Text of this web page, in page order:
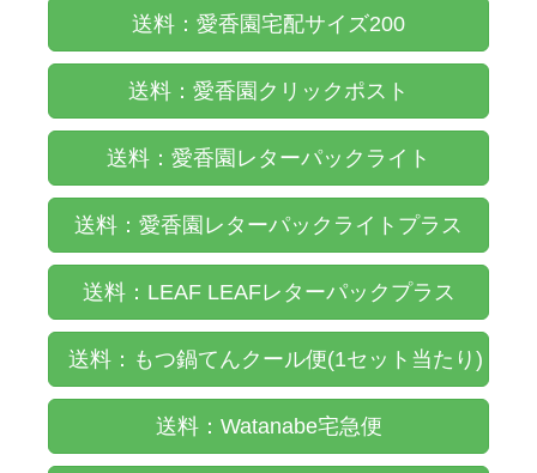
送料：愛香園宅配サイズ200
送料：愛香園クリックポスト
送料：愛香園レターパックライト
送料：愛香園レターパックライトプラス
送料：LEAF LEAFレターパックプラス
送料：もつ鍋てんクール便(1セット当たり)
送料：Watanabe宅急便